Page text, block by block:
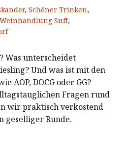
, Schöner Trinken,
Weinhandlung Suff,
Was unterscheidet
Und was ist mit den
AOP, DOCG oder GG?
Fragen rund
wir praktisch verkostend
geselliger Runde.